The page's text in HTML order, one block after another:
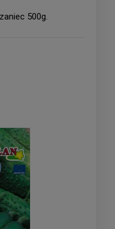
500g.